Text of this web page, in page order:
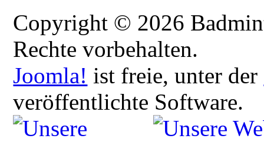
Copyright © 2026
Rechte vorbehalten.
Joomla! ist freie, unter der
veröffentlichte Software.